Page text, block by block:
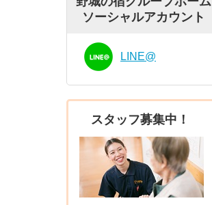
ソーシャルアカウント
LINE@
スタッフ募集中！